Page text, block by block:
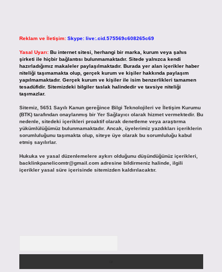
Reklam ve İletişim: Skype: live:.cid.575569c608265c69
Yasal Uyarı: Bu internet sitesi, herhangi bir marka, kurum veya şahıs
şirketi ile hiçbir bağlantısı bulunmamaktadır. Sitede yalnızca kendi
hazırladığımız makaleler paylaşılmaktadır. Burada yer alan içerikler haber
niteliği taşımamakta olup, gerçek kurum ve kişiler hakkında paylaşım
yapılmamaktadır. Gerçek kurum ve kişiler ile isim benzerlikleri tamamen
tesadüfidir. Sitemizdeki bilgiler taslak halindedir ve tavsiye niteliği
taşımazlar.
Sitemiz, 5651 Sayılı Kanun gereğince Bilgi Teknolojileri ve İletişim Kurumu
(BTK) tarafından onaylanmış bir Yer Sağlayıcı olarak hizmet vermektedir. Bu
nedenle, sitedeki içerikleri proaktif olarak denetleme veya araştırma
yükümlülüğümüz bulunmamaktadır. Ancak, üyelerimiz yazdıkları içeriklerin
sorumluluğunu taşımakta olup, siteye üye olarak bu sorumluluğu kabul
etmiş sayılırlar.
Hukuka ve yasal düzenlemelere aykırı olduğunu düşündüğünüz içerikleri,
backlinkpanelicomtr@gmail.comadresine bildirmeniz halinde, ilgili
içerikler yasal süre içerisinde sitemizden kaldırılacaktır.